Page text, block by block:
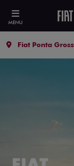
MENU
Fiat Ponta